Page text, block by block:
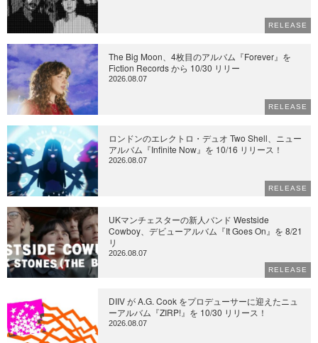
RELEASE
The Big Moon、4枚目のアルバム『Forever』を
Fiction Records から 10/30 リリー
2026.08.07
RELEASE
ロンドンのエレクトロ・デュオ Two Shell、ニュー
アルバム『Infinite Now』を 10/16 リリース！
2026.08.07
RELEASE
UKマンチェスターの新人バンド Westside
Cowboy、デビューアルバム『It Goes On』を 8/21
リ
2026.08.07
RELEASE
DIIV が A.G. Cook をプロデューサーに迎えたニュ
ーアルバム『ZIRP!』を 10/30 リリース！
2026.08.07